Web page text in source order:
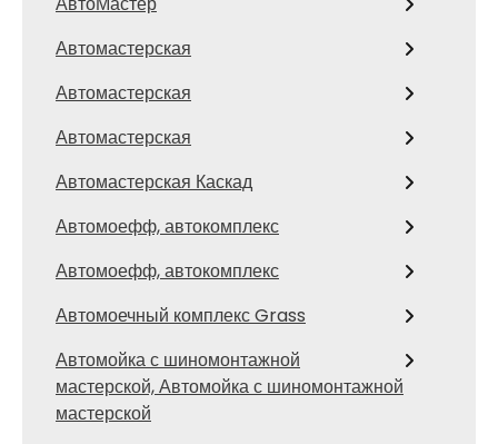
Автомастерская
Автомастерская
Автомастерская
Автомастерская Каскад
Автомоефф, автокомплекс
Автомоефф, автокомплекс
Автомоечный комплекс Grass
Автомойка с шиномонтажной
мастерской, Автомойка с шиномонтажной
мастерской